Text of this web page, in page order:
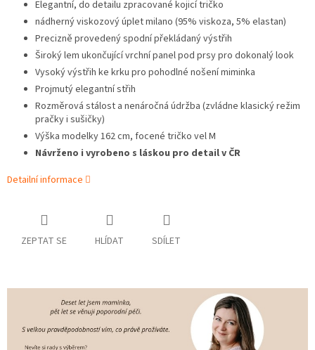
Elegantní, do detailu zpracované kojicí tričko
nádherný viskozový úplet milano (95% viskoza, 5% elastan)
Precizně provedený spodní překládaný výstřih
Široký lem ukončující vrchní panel pod prsy pro dokonalý look
Vysoký výstřih ke krku pro pohodlné nošení miminka
Projmutý elegantní střih
Rozměrová stálost a nenáročná údržba (zvládne klasický režim
pračky i sušičky)
Výška modelky 162 cm, focené tričko vel M
Návrženo i vyrobeno s láskou pro detail v ČR
Detailní informace
ZEPTAT SE HLÍDAT SDÍLET